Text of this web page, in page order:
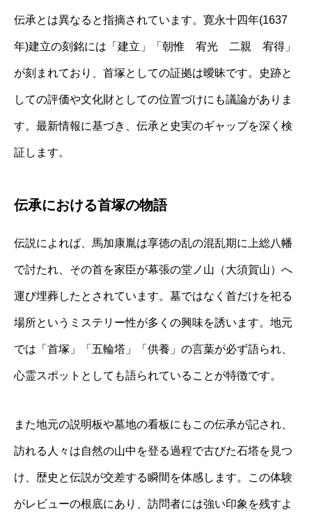
伝承とは異なると指摘されています。寛永十四年(1637
年)建立の刻銘には「建立」「朝惟 宥光 二親 宥得」
が刻まれており、首塚としての証拠は曖昧です。史跡と
しての評価や文化財としての位置づけにも議論がありま
す。最新情報に基づき、伝承と史実のギャップを深く検
証します。
伝承における首塚の物語
伝説によれば、馬加康胤は享徳の乱の混乱期に上総八幡
で討たれ、その首を家臣が幕張の堂ノ山（大須賀山）へ
運び埋葬したとされています。墓ではなく首だけを祀る
場所というミステリー性が多くの興味を誘います。地元
では「首塚」「五輪塔」「供養」の言葉が必ず語られ、
心霊スポットとしても語られていることが特徴です。
また地元の説明板や墓地の看板にもこの伝承が記され、
訪れる人々は自然の山中を登る過程で古びた石塔を見つ
け、歴史と伝説が交差する瞬間を体感します。この体験
がレビューの根底にあり、訪問者には強い印象を残すよ